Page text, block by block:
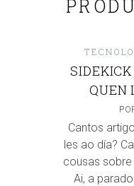
QUEN
Cantos
les ao día?
cousas
Ai, a